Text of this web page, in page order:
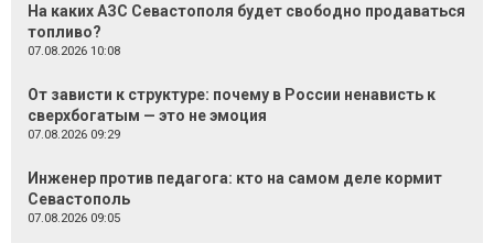
На каких АЗС Севастополя будет свободно продаваться
топливо?
07.08.2026 10:08
От зависти к структуре: почему в России ненависть к
сверхбогатым — это не эмоция
07.08.2026 09:29
Инженер против педагога: кто на самом деле кормит
Севастополь
07.08.2026 09:05